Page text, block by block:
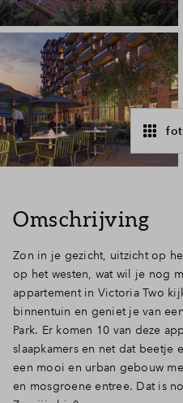
Omschrijving
Zon in je gezicht, uitzicht op
op het westen, wat wil je nog
appartement in Victoria Two
binnentuin en geniet je van
Park. Er komen 10 van deze
slaapkamers en net dat beetje
een mooi en urban gebouw
en mosgroene entree. Dat is